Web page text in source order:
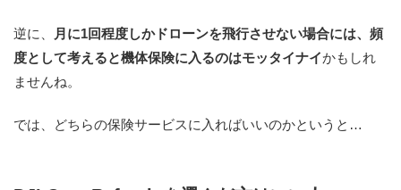
逆に、
月に1回程度しかドローンを飛行させない場合には、頻
度として考えると機体保険に入るのはモッタイナイかもしれ
ませんね。
では、どちらの保険サービスに入ればいいのかというと…